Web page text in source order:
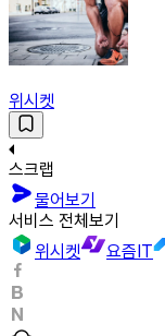
위시켓
스크랩
물어보기
서비스 전체보기
위시켓
요즘IT